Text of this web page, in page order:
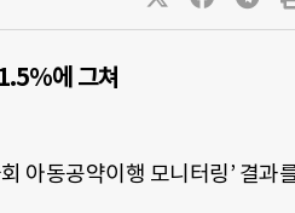
에 그쳐
아동공약이행 모니터링’ 결과